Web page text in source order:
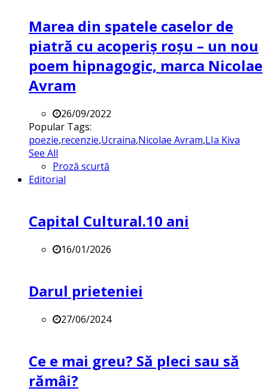
Marea din spatele caselor de
piatră cu acoperiș roșu – un nou
poem hipnagogic, marca Nicolae
Avram
26/09/2022
Popular Tags:
poezie,recenzie,Ucraina,Nicolae Avram,LIa Kiva
See All
Proză scurtă
Editorial
Capital Cultural.10 ani
16/01/2026
Darul prieteniei
27/06/2024
Ce e mai greu? Să pleci sau să
rămâi?